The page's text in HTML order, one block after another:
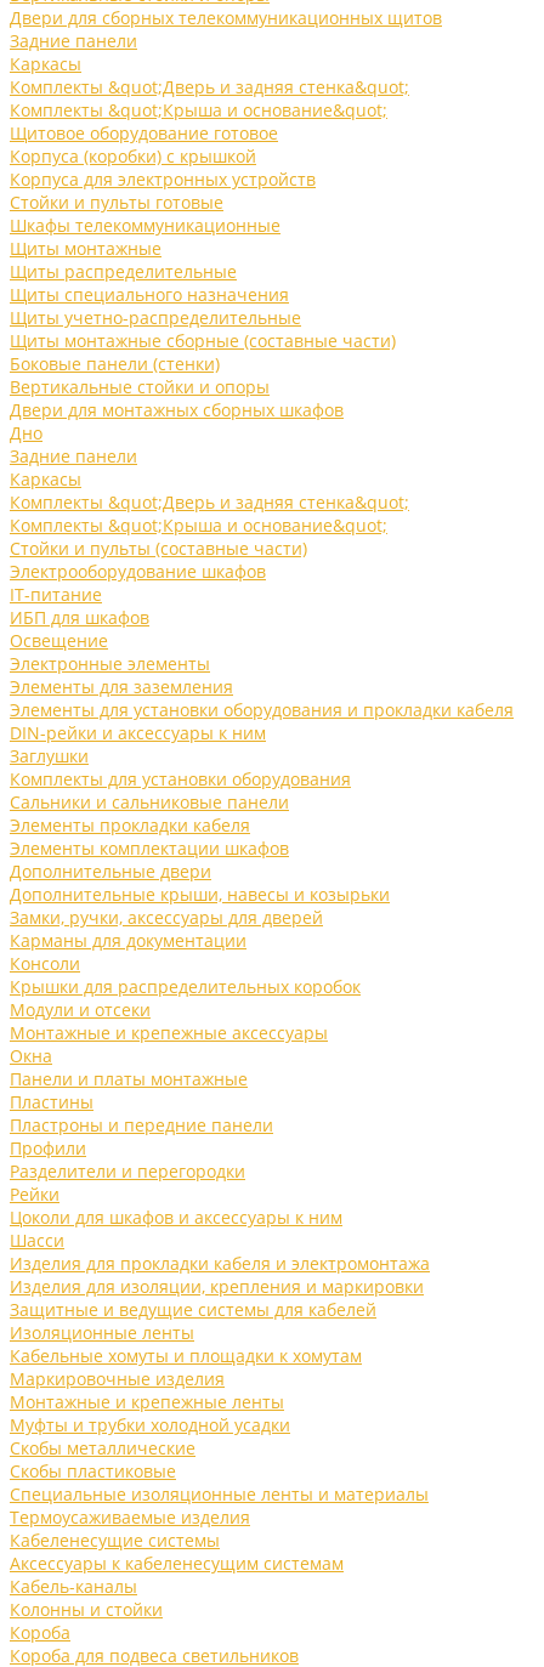
Двери для сборных телекоммуникационных щитов
Задние панели
Каркасы
Комплекты &quot;Дверь и задняя стенка&quot;
Комплекты &quot;Крыша и основание&quot;
Щитовое оборудование готовое
Корпуса (коробки) с крышкой
Корпуса для электронных устройств
Стойки и пульты готовые
Шкафы телекоммуникационные
Щиты монтажные
Щиты распределительные
Щиты специального назначения
Щиты учетно-распределительные
Щиты монтажные сборные (составные части)
Боковые панели (стенки)
Вертикальные стойки и опоры
Двери для монтажных сборных шкафов
Дно
Задние панели
Каркасы
Комплекты &quot;Дверь и задняя стенка&quot;
Комплекты &quot;Крыша и основание&quot;
Стойки и пульты (составные части)
Электрооборудование шкафов
IT-питание
ИБП для шкафов
Освещение
Электронные элементы
Элементы для заземления
Элементы для установки оборудования и прокладки кабеля
DIN-рейки и аксессуары к ним
Заглушки
Комплекты для установки оборудования
Сальники и сальниковые панели
Элементы прокладки кабеля
Элементы комплектации шкафов
Дополнительные двери
Дополнительные крыши, навесы и козырьки
Замки, ручки, аксессуары для дверей
Карманы для документации
Консоли
Крышки для распределительных коробок
Модули и отсеки
Монтажные и крепежные аксессуары
Окна
Панели и платы монтажные
Пластины
Пластроны и передние панели
Профили
Разделители и перегородки
Рейки
Цоколи для шкафов и аксессуары к ним
Шасси
Изделия для прокладки кабеля и электромонтажа
Изделия для изоляции, крепления и маркировки
Защитные и ведущие системы для кабелей
Изоляционные ленты
Кабельные хомуты и площадки к хомутам
Маркировочные изделия
Монтажные и крепежные ленты
Муфты и трубки холодной усадки
Скобы металлические
Скобы пластиковые
Специальные изоляционные ленты и материалы
Термоусаживаемые изделия
Кабеленесущие системы
Аксессуары к кабеленесущим системам
Кабель-каналы
Колонны и стойки
Короба
Короба для подвеса светильников